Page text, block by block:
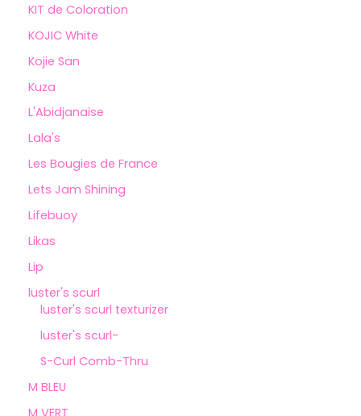
KIT de Coloration
KOJIC White
Kojie San
Kuza
L'Abidjanaise
Lala's
Les Bougies de France
Lets Jam Shining
Lifebuoy
Likas
Lip
luster's scurl
luster's scurl texturizer
luster's scurl-
S-Curl Comb-Thru
M BLEU
M VERT